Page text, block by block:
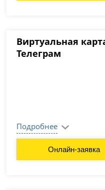
Виртуальная
Телеграм
Подробнее
Онлайн-заявка